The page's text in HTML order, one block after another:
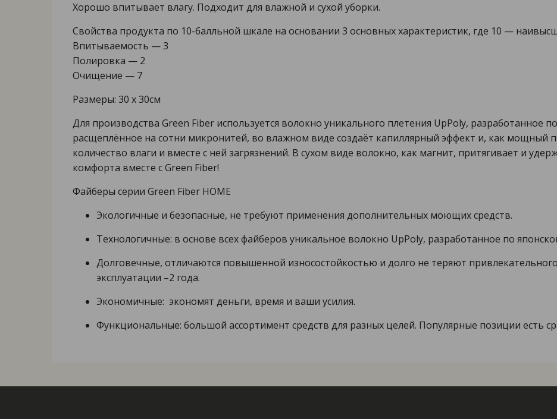
Хорошо впитывает влагу. Подходит для влажной и сухой уборки.
Свойства продукта по 10-балльной шкале на основании 3 основных характеристик, где 10 —
Впитываемость — 3
Полировка — 2
Очищение — 7
Размеры: 30 х 30см
Для производства Green Fiber используется волокно уникального плетения UpPoly, разработанное
расщеплённое на сотни микронитей, во влажном виде создаёт капиллярный эффект и, как мощный
количество влаги и вместе с ней загрязнений. В сухом виде волокно, как магнит, притягивает и
комфорта вместе с Green Fiber!
Файберы серии Green Fiber HOME
Экологичные и безопасные, не требуют применения дополнительных моющих средств.
Технологичные: в основе всех файберов уникальное волокно UpPoly, разработанное по
Долговечные, отличаются повышенной износостойкостью и долго не теряют
эксплуатации –2 года.
Экономичные: экономят деньги, время и ваши усилия.
Функциональные: большой ассортимент средств для разных целей. Популярные позиции есть